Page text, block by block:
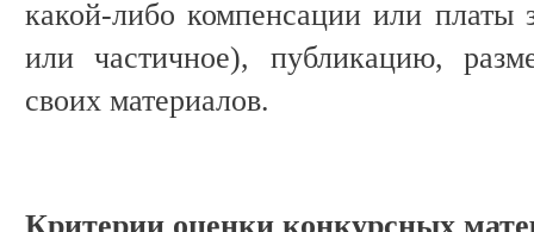
какой-либо компенсации или платы
или частичное), публикацию,
своих материалов.